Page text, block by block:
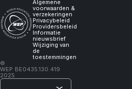
Algemene
voorwaarden &
verzekeringen
Privacybeleid
Providersbeleid
Informatie
nieuwsbrief
Wijziging van
de
toestemmingen
©
WEP
2025
BE0435.130.419
I
will
learn."